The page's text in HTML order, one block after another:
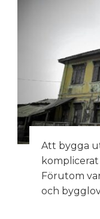
Att bygga
Förutom
och